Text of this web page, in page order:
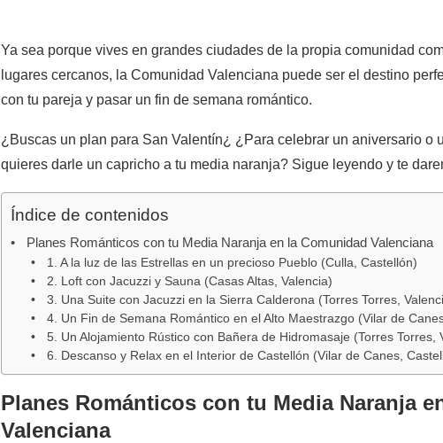
Ya sea porque vives en grandes ciudades de la propia comunidad
lugares cercanos, la Comunidad Valenciana puede ser el destino
con tu pareja y pasar un fin de semana romántico.
¿Buscas un plan para San Valentín¿ ¿Para celebrar un aniversario o
quieres darle un capricho a tu media naranja? Sigue leyendo y te
Índice de contenidos
Planes Románticos con tu Media Naranja en la Comunidad Valenciana
1. A la luz de las Estrellas en un precioso Pueblo (Culla, Castellón)
2. Loft con Jacuzzi y Sauna (Casas Altas, Valencia)
3. Una Suite con Jacuzzi en la Sierra Calderona (Torres Torres,
4. Un Fin de Semana Romántico en el Alto Maestrazgo (Vilar de
5. Un Alojamiento Rústico con Bañera de Hidromasaje (Torres Torres,
6. Descanso y Relax en el Interior de Castellón (Vilar de Canes,
Planes Románticos con tu Media Naranja
Valenciana